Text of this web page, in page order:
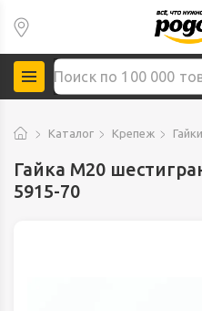
Каталог Крепеж Гайки
Гайка М20
5915-70